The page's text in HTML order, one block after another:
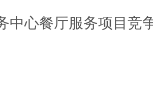
中心餐厅服务项目竞